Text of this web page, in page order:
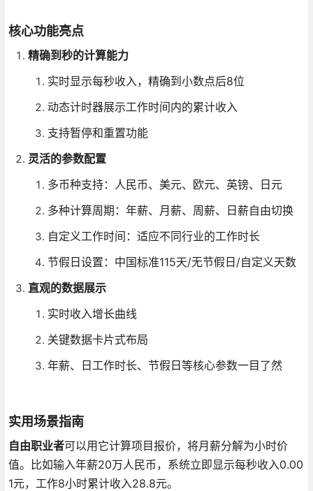
核心功能亮点
精确到秒的计算能力
实时显示每秒收入，精确到小数点后8位
动态计时器展示工作时间内的累计收入
支持暂停和重置功能
灵活的参数配置
多币种支持：人民币、美元、欧元、英镑、日元
多种计算周期：年薪、月薪、周薪、日薪自由切换
自定义工作时间：适应不同行业的工作时长
节假日设置：中国标准115天/无节假日/自定义天数
直观的数据展示
实时收入增长曲线
关键数据卡片式布局
年薪、日工作时长、节假日等核心参数一目了然
实用场景指南
自由职业者可以用它计算项目报价，将月薪分解为小时价
值。比如输入年薪20万人民币，系统立即显示每秒收入0.00
1元，工作8小时累计收入28.8元。